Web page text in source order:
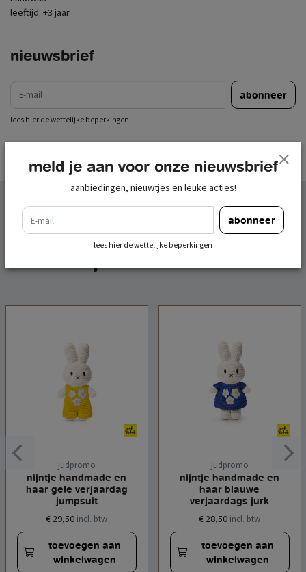
leeftijd: +3 jaar
nieuwsbrief
abonneer
lees hier de wettelijke beperkingen
gerelateerde
producten
judpromo
nijntje handmade en
haar gele verjaardag
jumpsuit
€ 29,50 incl. btw
toevoegen aan
winkelwagen
judpromo
nijntje handmade en
haar blauwe
verjaardags jurk
€ 28,50 incl. btw
toevoegen aan
winkelwagen
meld je aan voor onze nieuwsbrief
aanbiedingen, nieuwtjes en leuke acties!
e-mail
abonneer
lees hier de wettelijke beperkingen